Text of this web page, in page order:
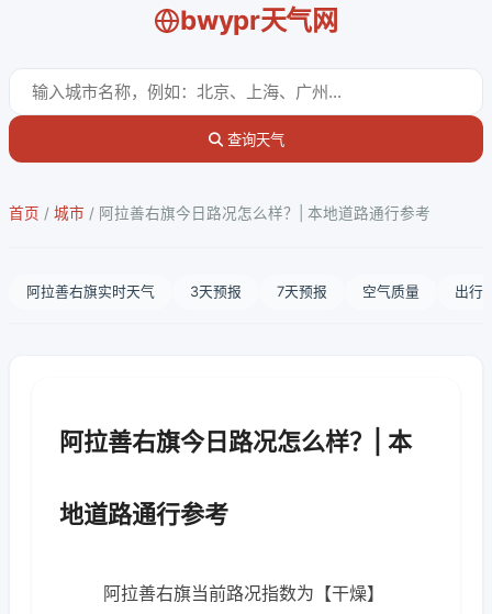
bwypr天气网
查询天气
首页 / 城市 / 阿拉善右旗今日路况怎么样？| 本地道路通行参考
阿拉善右旗实时天气 3天预报 7天预报 空气质量 出行
阿拉善右旗今日路况怎么样？| 本
地道路通行参考
阿拉善右旗当前路况指数为【干燥】